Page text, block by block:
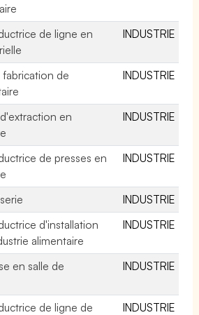
de ligne en
INDUSTRIE
de
INDUSTRIE
en
INDUSTRIE
de presses en
INDUSTRIE
INDUSTRIE
d'installation
alimentaire
INDUSTRIE
en salle de
INDUSTRIE
de ligne de
INDUSTRIE